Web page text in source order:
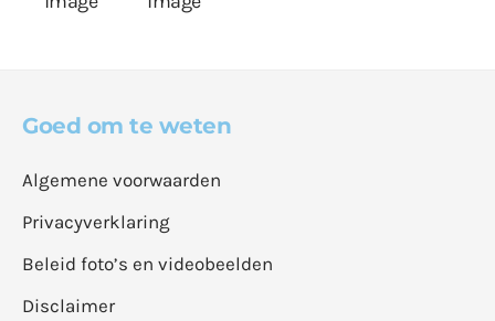
Goed om te weten
Algemene voorwaarden
Privacyverklaring
Beleid foto’s en videobeelden
Disclaimer